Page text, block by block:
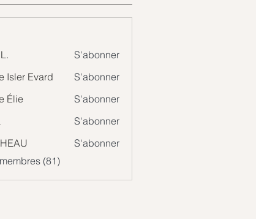
S'abonner
Isler Evard
S'abonner
Élie
S'abonner
S'abonner
S'abonner
(81)